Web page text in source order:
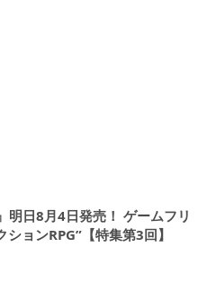
日8月4日発売！ ゲームフリ
ョンRPG”【特集第3回】